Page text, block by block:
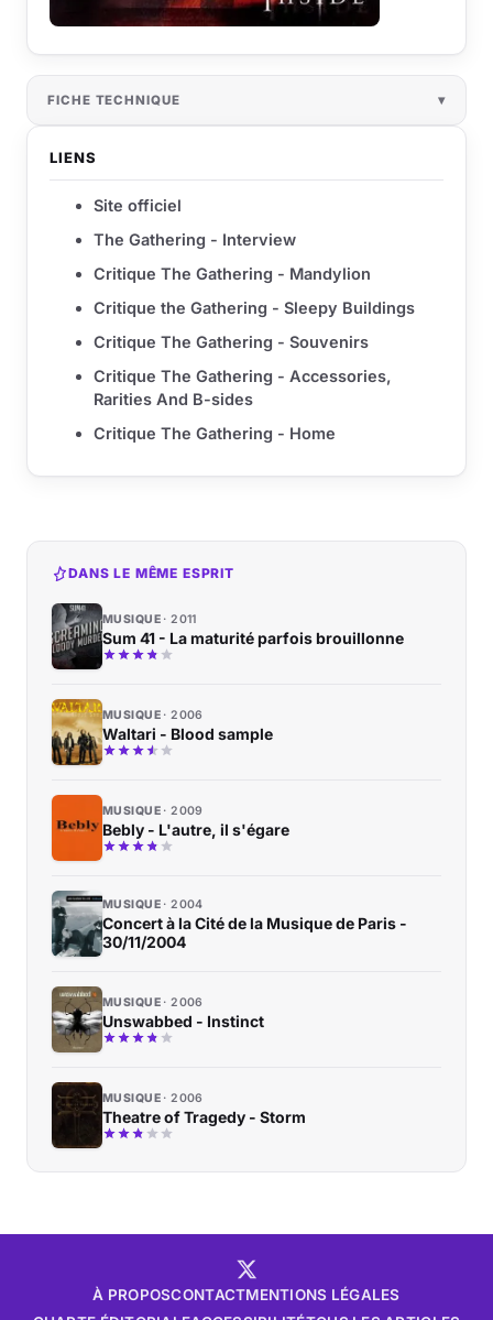
FICHE TECHNIQUE
LIENS
Site officiel
The Gathering - Interview
Critique The Gathering - Mandylion
Critique the Gathering - Sleepy Buildings
Critique The Gathering - Souvenirs
Critique The Gathering - Accessories,
Rarities And B-sides
Critique The Gathering - Home
DANS LE MÊME ESPRIT
MUSIQUE 2011
Sum 41 - La maturité parfois brouillonne
MUSIQUE 2006
Waltari - Blood sample
MUSIQUE 2009
Bebly - L'autre, il s'égare
MUSIQUE 2004
Concert à la Cité de la Musique de Paris -
30/11/2004
MUSIQUE 2006
Unswabbed - Instinct
MUSIQUE 2006
Theatre of Tragedy - Storm
À PROPOSCONTACTMENTIONS LÉGALES